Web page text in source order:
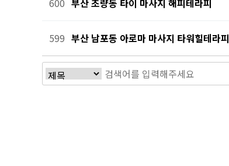
600 부산 초량동 타이 마사지 해피테라피
599 부산 남포동 아로마 마사지 타워힐테라피